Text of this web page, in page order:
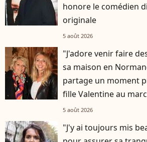
honore le comédien
originale
5 août 2026
"J'adore venir faire
sa maison en
partage un moment
fille Valentine au
5 août 2026
"J'y ai toujours mis